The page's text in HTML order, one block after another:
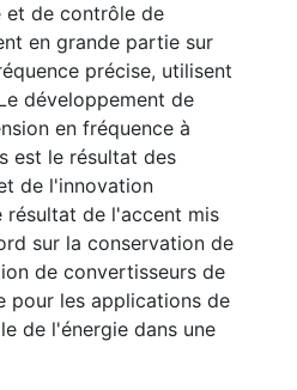
et de contrôle de
en grande partie sur
précise, utilisent
développement de
en fréquence à
est le résultat des
de l'innovation
résultat de l'accent mis
sur la conservation de
de convertisseurs de
pour les applications de
de l'énergie dans une